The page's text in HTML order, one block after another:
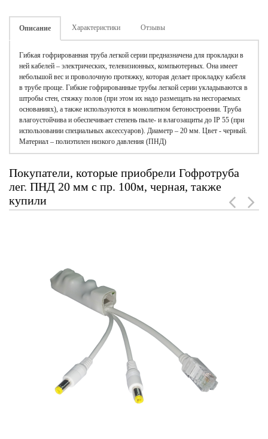
Описание Характеристики Отзывы
Гибкая гофрированная труба легкой серии предназначена для прокладки в
ней кабелей – электрических, телевизионных, компьютерных. Она имеет
небольшой вес и проволочную протяжку, которая делает прокладку кабеля
в трубе проще. Гибкие гофрированные трубы легкой серии укладываются в
штробы стен, стяжку полов (при этом их надо размещать на несгораемых
основаниях), а также используются в монолитном бетоностроении. Труба
влагоустойчива и обеспечивает степень пыле- и влагозащиты до IP 55 (при
использовании специальных аксессуаров). Диаметр – 20 мм. Цвет - черный.
Материал – полиэтилен низкого давления (ПНД)
Покупатели, которые приобрели Гофротруба
лег. ПНД 20 мм с пр. 100м, черная, также
купили